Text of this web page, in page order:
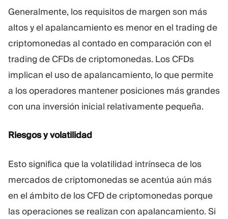
Generalmente, los requisitos de margen son más
altos y el apalancamiento es menor en el trading de
criptomonedas al contado en comparación con el
trading de CFDs de criptomonedas. Los CFDs
implican el uso de apalancamiento, lo que permite
a los operadores mantener posiciones más grandes
con una inversión inicial relativamente pequeña.
Riesgos y volatilidad
Esto significa que la volatilidad intrínseca de los
mercados de criptomonedas se acentúa aún más
en el ámbito de los CFD de criptomonedas porque
las operaciones se realizan con apalancamiento. Si